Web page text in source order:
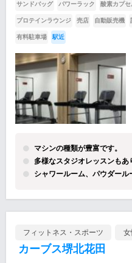
サンドバッグ パワーラック 酸素カプセ
プロテインラウンジ 売店 自動販売機
有料駐車場 駅近
マシンの種類が豊富です。
多様なスタジオレッスンもあ
シャワールーム、パウダール
フィットネス・スポーツ 女
カーブス堺北花田